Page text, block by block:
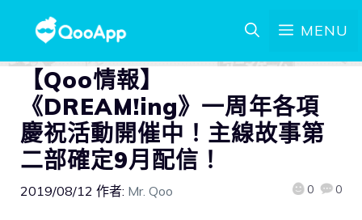
MENU
【Qoo情報】
《DREAM!ing》一周年各項
慶祝活動開催中！主線故事第
二部確定9月配信！
2019/08/12 作者: Mr. Qoo 0 0